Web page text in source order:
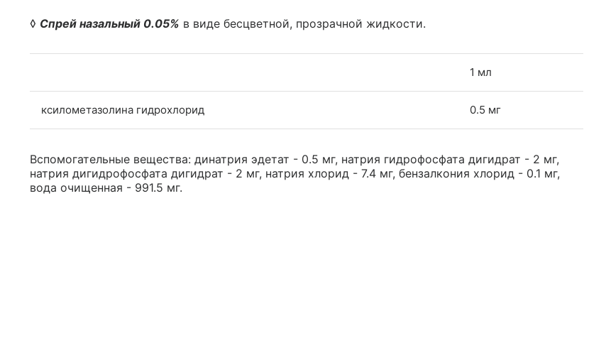
◊ Спрей назальный 0.05% в виде бесцветной, прозрачной жидкости.
1 мл
ксилометазолина гидрохлорид 0.5 мг
Вспомогательные вещества: динатрия эдетат - 0.5 мг, натрия гидрофосфата дигидрат - 2 мг,
натрия дигидрофосфата дигидрат - 2 мг, натрия хлорид - 7.4 мг, бензалкония хлорид - 0.1 мг,
вода очищенная - 991.5 мг.